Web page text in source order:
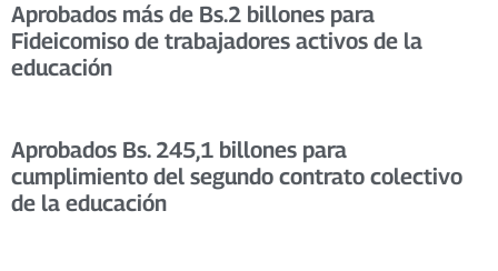
Aprobados más de Bs.2 billones para
Fideicomiso de trabajadores activos de la
educación
Aprobados Bs. 245,1 billones para
cumplimiento del segundo contrato colectivo
de la educación